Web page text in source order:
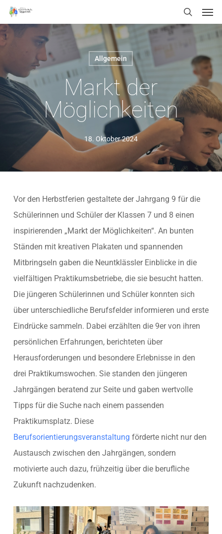
Skip
to
main
search
Allgemein
Markt der
Möglichkeiten
18. Oktober 2024
Vor den Herbstferien gestaltete der Jahrgang 9 für die
Schülerinnen und Schüler der Klassen 7 und 8 einen
inspirierenden „Markt der Möglichkeiten“. An bunten
Ständen mit kreativen Plakaten und spannenden
Mitbringseln gaben die Neuntklässler Einblicke in die
vielfältigen Praktikumsbetriebe, die sie besucht hatten.
Die jüngeren Schülerinnen und Schüler konnten sich
über unterschiedliche Berufsfelder informieren und erste
Eindrücke sammeln. Dabei erzählten die 9er von ihren
persönlichen Erfahrungen, berichteten über
Herausforderungen und besondere Erlebnisse in den
drei Praktikumswochen. Sie standen den jüngeren
Jahrgängen beratend zur Seite und gaben wertvolle
Tipps für die Suche nach einem passenden
Praktikumsplatz. Diese
Berufsorientierungsveranstaltung förderte nicht nur den
Austausch zwischen den Jahrgängen, sondern
motivierte auch dazu, frühzeitig über die berufliche
Zukunft nachzudenken.
Menu